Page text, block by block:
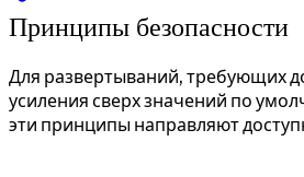
Принципы безопасности
Для развертываний, требующих
усиления сверх значений по
эти принципы направляют